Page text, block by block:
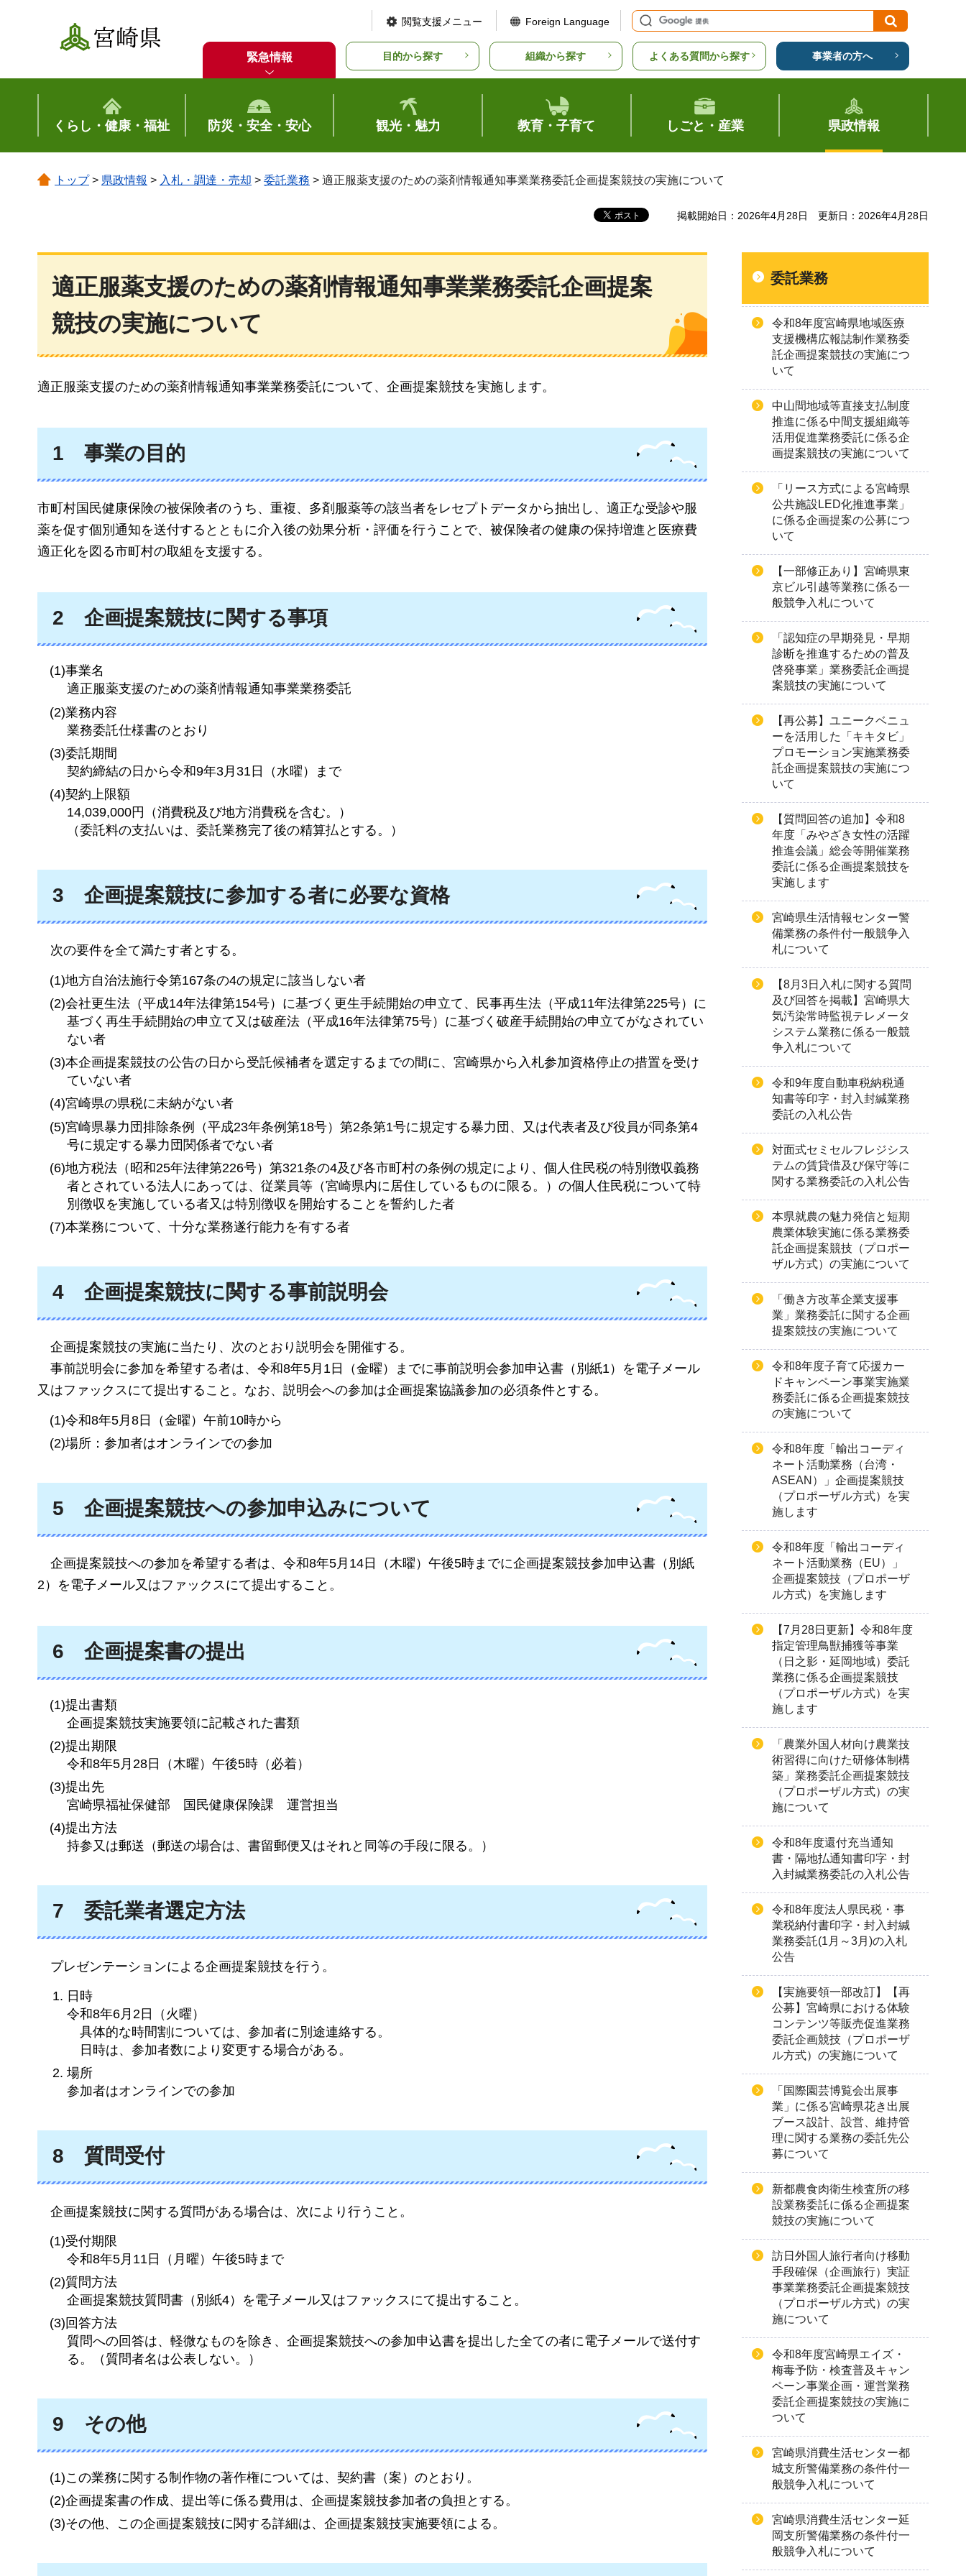
宮崎県
閲覧支援メニュー Foreign Language
緊急情報 目的から探す 組織から探す よくある質問から探す 事業者の方へ
くらし・健康・福祉 防災・安全・安心 観光・魅力 教育・子育て しごと・産業 県政情報
トップ> 県政情報 > 入札・調達・売却 > 委託業務 > 適正服薬支援のための薬剤情報通知事業業務委託企画提案競技の実施について
掲載開始日：2026年4月28日 更新日：2026年4月28日
適正服薬支援のための薬剤情報通知事業業務委託企画提案
競技の実施について
適正服薬支援のための薬剤情報通知事業業務委託について、企画提案競技を実施します。
1 事業の目的
市町村国民健康保険の被保険者のうち、重複、多剤服薬等の該当者をレセプトデータから抽出し、適正な受診や服
薬を促す個別通知を送付するとともに介入後の効果分析・評価を行うことで、被保険者の健康の保持増進と医療費
適正化を図る市町村の取組を支援する。
2 企画提案競技に関する事項
(1)事業名
適正服薬支援のための薬剤情報通知事業業務委託
(2)業務内容
業務委託仕様書のとおり
(3)委託期間
契約締結の日から令和9年3月31日（水曜）まで
(4)契約上限額
14,039,000円（消費税及び地方消費税を含む。）
（委託料の支払いは、委託業務完了後の精算払とする。）
3 企画提案競技に参加する者に必要な資格
次の要件を全て満たす者とする。
(1)地方自治法施行令第167条の4の規定に該当しない者
(2)会社更生法（平成14年法律第154号）に基づく更生手続開始の申立て、民事再生法（平成11年法律第225号）に
基づく再生手続開始の申立て又は破産法（平成16年法律第75号）に基づく破産手続開始の申立てがなされてい
ない者
(3)本企画提案競技の公告の日から受託候補者を選定するまでの間に、宮崎県から入札参加資格停止の措置を受け
ていない者
(4)宮崎県の県税に未納がない者
(5)宮崎県暴力団排除条例（平成23年条例第18号）第2条第1号に規定する暴力団、又は代表者及び役員が同条第4
号に規定する暴力団関係者でない者
(6)地方税法（昭和25年法律第226号）第321条の4及び各市町村の条例の規定により、個人住民税の特別徴収義務
者とされている法人にあっては、従業員等（宮崎県内に居住しているものに限る。）の個人住民税について特
別徴収を実施している者又は特別徴収を開始することを誓約した者
(7)本業務について、十分な業務遂行能力を有する者
4 企画提案競技に関する事前説明会
企画提案競技の実施に当たり、次のとおり説明会を開催する。
事前説明会に参加を希望する者は、令和8年5月1日（金曜）までに事前説明会参加申込書（別紙1）を電子メール
又はファックスにて提出すること。なお、説明会への参加は企画提案協議参加の必須条件とする。
(1)令和8年5月8日（金曜）午前10時から
(2)場所：参加者はオンラインでの参加
5 企画提案競技への参加申込みについて
企画提案競技への参加を希望する者は、令和8年5月14日（木曜）午後5時までに企画提案競技参加申込書（別紙
2）を電子メール又はファックスにて提出すること。
6 企画提案書の提出
(1)提出書類
企画提案競技実施要領に記載された書類
(2)提出期限
令和8年5月28日（木曜）午後5時（必着）
(3)提出先
宮崎県福祉保健部
国民健康保険課 運営担当
(4)提出方法
持参又は郵送（郵送の場合は、書留郵便又はそれと同等の手段に限る。）
7 委託業者選定方法
プレゼンテーションによる企画提案競技を行う。
日時
令和8年6月2日（火曜）
具体的な時間割については、参加者に別途連絡する。
日 時は、参加者数により変更する場合がある。
場所
参加者はオンラインでの参加
8 質問受付
企画提案競技に関する質問がある場合は、次により行うこと。
(1)受付期限
令和8年5月11日（月曜）午後5時まで
(2)質問方法
企画提案競技質問書（別紙4）を電子メール又はファックスにて提出すること。
(3)回答方法
質問への回答は、軽微なものを除き、企画提案競技への参加申込書を提出した全ての者に電子メールで送付す
る。（質問者名は公表しない。）
9 その他
(1)この業務に関する制作物の著作権については、契約書（案）のとおり。
(2)企画提案書の作成、提出等に係る費用は、企画提案競技参加者の負担とする。
(3)その他、この企画提案競技に関する詳細は、企画提案競技実施要領による。
委託業務
令和8年度宮崎県地域医療
支援機構広報誌制作業務委
託企画提案競技の実施につ
いて
中山間地域等直接支払制度
推進に係る中間支援組織等
活用促進業務委託に係る企
画提案競技の実施について
「リース方式による宮崎県
公共施設LED化推進事業」
に係る企画提案の公募につ
いて
【一部修正あり】宮崎県東
京ビル引越等業務に係る一
般競争入札について
「認知症の早期発見・早期
診断を推進するための普及
啓発事業」業務委託企画提
案競技の実施について
【再公募】ユニークベニュ
ーを活用した「キキタビ」
プロモーション実施業務委
託企画提案競技の実施につ
いて
【質問回答の追加】令和8
年度「みやざき女性の活躍
推進会議」総会等開催業務
委託に係る企画提案競技を
実施します
宮崎県生活情報センター警
備業務の条件付一般競争入
札について
【8月3日入札に関する質問
及び回答を掲載】宮崎県大
気汚染常時監視テレメータ
システム業務に係る一般競
争入札について
令和9年度自動車税納税通
知書等印字・封入封緘業務
委託の入札公告
対面式セミセルフレジシス
テムの賃貸借及び保守等に
関する業務委託の入札公告
本県就農の魅力発信と短期
農業体験実施に係る業務委
託企画提案競技（プロポー
ザル方式）の実施について
「働き方改革企業支援事
業」業務委託に関する企画
提案競技の実施について
令和8年度子育て応援カー
ドキャンペーン事業実施業
務委託に係る企画提案競技
の実施について
令和8年度「輸出コーディ
ネート活動業務（台湾・
ASEAN）」企画提案競技
（プロポーザル方式）を実
施します
令和8年度「輸出コーディ
ネート活動業務（EU）」
企画提案競技（プロポーザ
ル方式）を実施します
【7月28日更新】令和8年度
指定管理鳥獣捕獲等事業
（日之影・延岡地域）委託
業務に係る企画提案競技
（プロポーザル方式）を実
施します
「農業外国人材向け農業技
術習得に向けた研修体制構
築」業務委託企画提案競技
（プロポーザル方式）の実
施について
令和8年度還付充当通知
書・隔地払通知書印字・封
入封緘業務委託の入札公告
令和8年度法人県民税・事
業税納付書印字・封入封緘
業務委託(1月～3月)の入札
公告
【実施要領一部改訂】【再
公募】宮崎県における体験
コンテンツ等販売促進業務
委託企画競技（プロポーザ
ル方式）の実施について
「国際園芸博覧会出展事
業」に係る宮崎県花き出展
ブース設計、設営、維持管
理に関する業務の委託先公
募について
新都農食肉衛生検査所の移
設業務委託に係る企画提案
競技の実施について
訪日外国人旅行者向け移動
手段確保（企画旅行）実証
事業業務委託企画提案競技
（プロポーザル方式）の実
施について
令和8年度宮崎県エイズ・
梅毒予防・検査普及キャン
ペーン事業企画・運営業務
委託企画提案競技の実施に
ついて
宮崎県消費生活センター都
城支所警備業務の条件付一
般競争入札について
宮崎県消費生活センター延
岡支所警備業務の条件付一
般競争入札について